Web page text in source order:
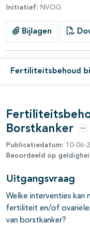
Initiatief: NVOG
Bijlagen
Fertiliteitsbehoud
open- en
open- en
open- en
open- en
open- en
open- en
open- en
Borstkanker
Publicatiedatum: 10-06-
Beoordeeld op
Uitgangsvraag
Welke interventies kan
fertiliteit en/of
van borstkanker?